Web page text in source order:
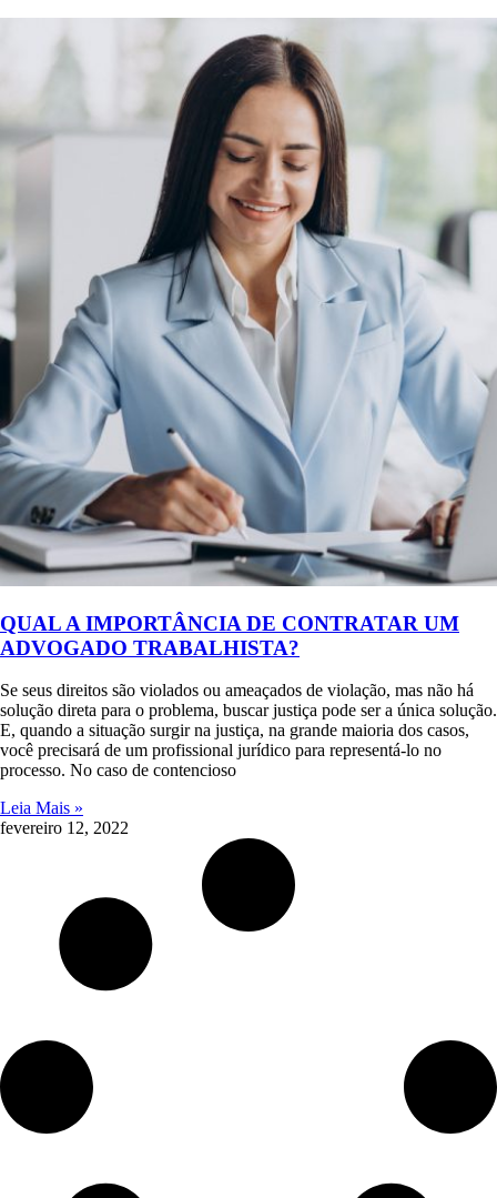
QUAL A IMPORTÂNCIA DE CONTRATAR UM
ADVOGADO TRABALHISTA?
Se seus direitos são violados ou ameaçados de violação, mas não há
solução direta para o problema, buscar justiça pode ser a única solução.
E, quando a situação surgir na justiça, na grande maioria dos casos,
você precisará de um profissional jurídico para representá-lo no
processo. No caso de contencioso
Leia Mais »
fevereiro 12, 2022